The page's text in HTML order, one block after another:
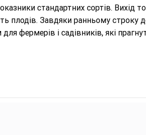
стандартних сортів. Вихід
плодів. Завдяки ранньому строку
фермерів і садівників, які